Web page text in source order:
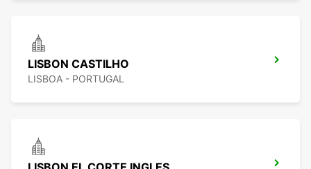
LISBON CASTILHO
LISBOA - PORTUGAL